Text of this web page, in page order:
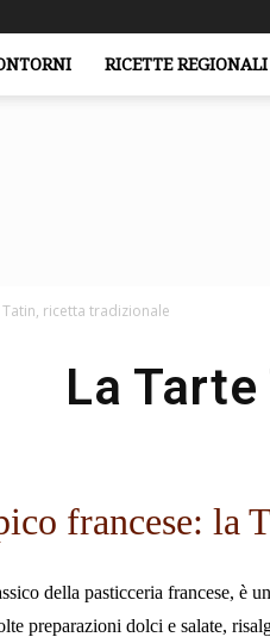
RICETTE REGIONALI
Tatin, ricetta tradizionale
La
francese: la
della pasticceria francese, è un
preparazioni dolci e salate,